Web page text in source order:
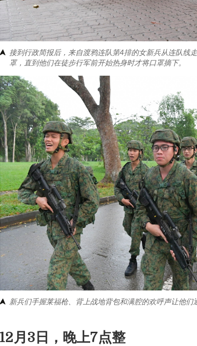
接到行政简报后，来自渡鸦连队第4排的女新兵从连队线
罩，直到他们在徒步行军前开始热身时才将口罩摘下。
新兵们手握莱福枪、背上战地背包和满腔的欢呼声让他们
12月3日，晚上7点整